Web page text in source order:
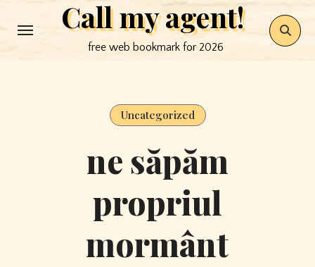
to
Call my agent!
free web bookmark for 2026
Uncategorized
ne săpăm
propriul
mormânt